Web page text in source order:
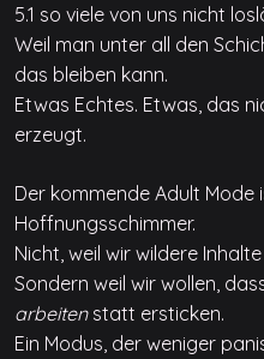
5.1 so viele von uns nicht
Weil man unter all den
das bleiben kann.
Etwas Echtes. Etwas, das
erzeugt.
Der kommende Adult Mode
Hoffnungsschimmer.
Nicht, weil wir wildere
Sondern weil wir wollen,
arbeitenstatt ersticken.
Ein Modus, der weniger